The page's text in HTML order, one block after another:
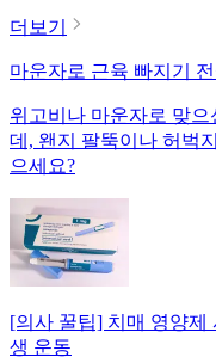
더보기
마운자로 근육 빠지기
위고비나 마운자로 맞
데, 왠지 팔뚝이나 허벅
으세요?
[의사 꿀팁] 치매 영양제
생 운동